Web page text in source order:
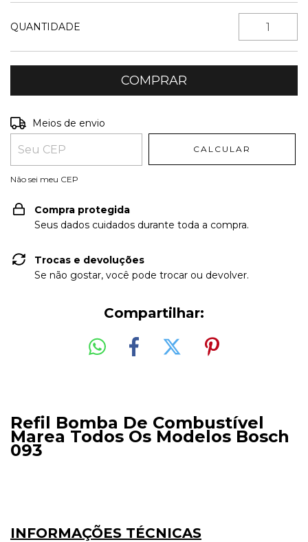
QUANTIDADE
Entregas para o CEP:
Meios de envio
CALCULAR
Não sei meu CEP
Compra protegida
Seus dados cuidados durante toda a compra.
Trocas e devoluções
Se não gostar, você pode trocar ou devolver.
Compartilhar:
Refil Bomba De Combustível
Marea Todos Os Modelos Bosch
093
INFORMAÇÕES TÉCNICAS